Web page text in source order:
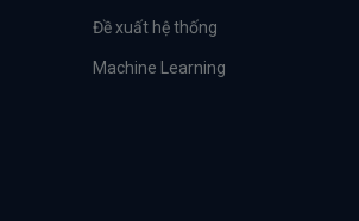
Đề xuất hệ thống
Machine Learning